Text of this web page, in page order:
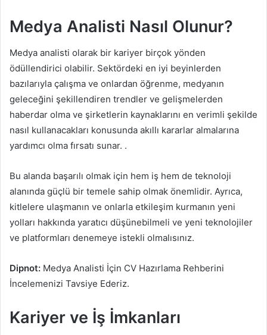
Medya Analisti Nasıl Olunur?
Medya analisti olarak bir kariyer birçok yönden
ödüllendirici olabilir. Sektördeki en iyi beyinlerden
bazılarıyla çalışma ve onlardan öğrenme, medyanın
geleceğini şekillendiren trendler ve gelişmelerden
haberdar olma ve şirketlerin kaynaklarını en verimli şekilde
nasıl kullanacakları konusunda akıllı kararlar almalarına
yardımcı olma fırsatı sunar. .
Bu alanda başarılı olmak için hem iş hem de teknoloji
alanında güçlü bir temele sahip olmak önemlidir. Ayrıca,
kitlelere ulaşmanın ve onlarla etkileşim kurmanın yeni
yolları hakkında yaratıcı düşünebilmeli ve yeni teknolojiler
ve platformları denemeye istekli olmalısınız.
Dipnot: Medya Analisti İçin CV Hazırlama Rehberini
İncelemenizi Tavsiye Ederiz.
Kariyer ve İş İmkanları